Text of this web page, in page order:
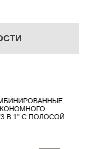
В 1" С ПОЛОСОЙ